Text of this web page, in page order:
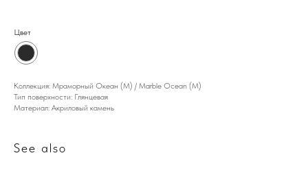
Цвет
Коллекция: Мраморный Океан (M) / Marble Ocean (M)
Тип поверхности: Глянцевая
Материал: Акриловый камень
See also